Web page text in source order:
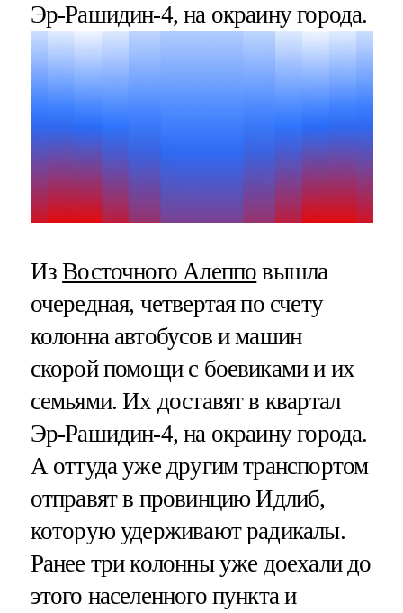
Эр-Рашидин-4, на окраину города.
ИзВосточного Алеппо вышла
очередная, четвертая по счету
колонна автобусов и машин
скорой помощи с боевиками и их
семьями. Их доставят в квартал
Эр-Рашидин-4, на окраину города.
А оттуда уже другим транспортом
отправят в провинцию Идлиб,
которую удерживают радикалы.
Ранее три колонны уже доехали до
этого населенного пункта и